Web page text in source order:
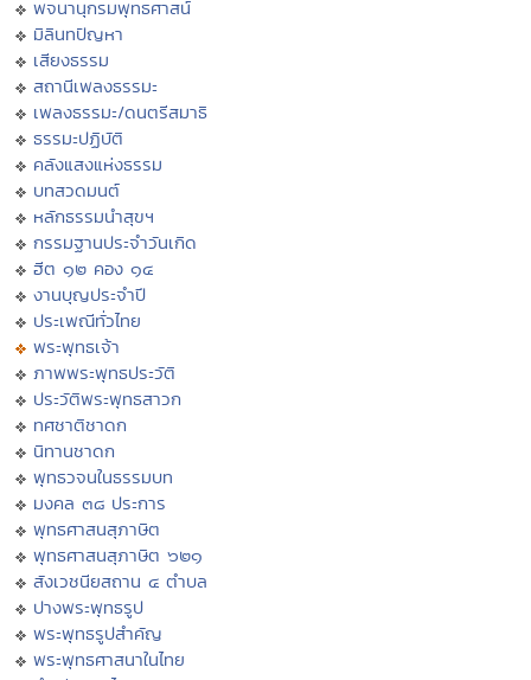
พจนานุกรมพุทธศาสน์
มิลินทปัญหา
เสียงธรรม
สถานีเพลงธรรมะ
เพลงธรรมะ/ดนตรีสมาธิ
ธรรมะปฏิบัติ
คลังแสงแห่งธรรม
บทสวดมนต์
หลักธรรมนำสุขฯ
กรรมฐานประจำวันเกิด
ฮีต ๑๒ คอง ๑๔
งานบุญประจำปี
ประเพณีทั่วไทย
พระพุทธเจ้า
ภาพพระพุทธประวัติ
ประวัติพระพุทธสาวก
ทศชาติชาดก
นิทานชาดก
พุทธวจนในธรรมบท
มงคล ๓๘ ประการ
พุทธศาสนสุภาษิต
พุทธศาสนสุภาษิต ๖๒๑
สังเวชนียสถาน ๔ ตำบล
ปางพระพุทธรูป
พระพุทธรูปสำคัญ
พระพุทธศาสนาในไทย